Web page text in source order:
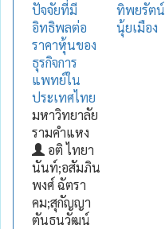
ปัจจัยที่มี
อิทธิพลต่อ
ราคาหุ้นของ
ธุรกิจการ
แพทย์ใน
ประเทศไทย
มหาวิทยาลัย
รามคำแหง
อติ ไทยา
นันท์;อสัมภิน
พงศ์ ฉัตรา
คม;สุกัญญา
ตันธนวัฒน์
ทิพยรัตน์
นุ้ยเมือง